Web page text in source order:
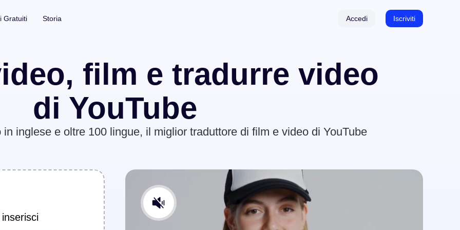
Rimuovi Sfondo Foto
Rimuovi Filigrana dalle Foto Illimitato
Miglioratore di Foto Illimitato
Generatore Automatico di Sottotitoli
Gratuiti Storia Accedi Iscriviti
film e tradurre video
di YouTube
inglese e oltre 100 lingue, il miglior traduttore di film e video di YouTube